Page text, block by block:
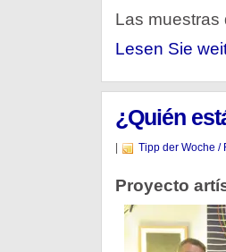
Las muestras
Lesen Sie
¿Quién
Tipp der Woche /
Proyecto